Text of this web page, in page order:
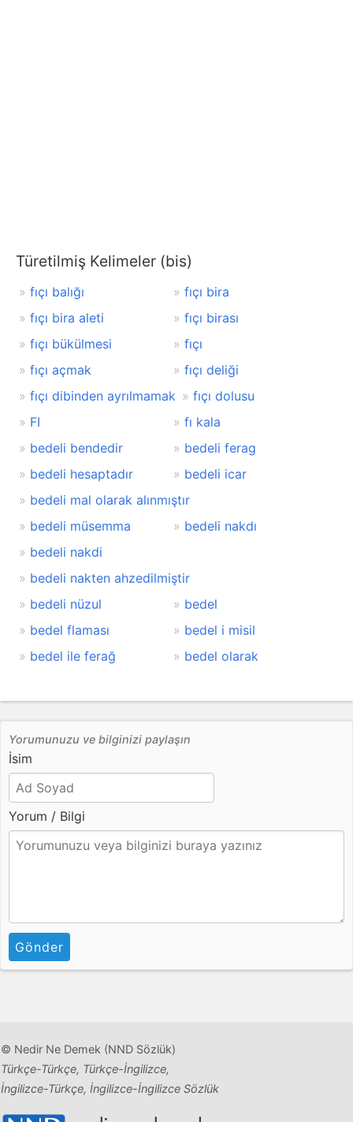
Türetilmiş Kelimeler (bis)
fıçı balığı
fıçı bira
fıçı bira aleti
fıçı birası
fıçı bükülmesi
fıçı
fıçı açmak
fıçı deliği
fıçı dibinden ayrılmamak
fıçı dolusu
FI
fı kala
bedeli bendedir
bedeli ferag
bedeli hesaptadır
bedeli icar
bedeli mal olarak alınmıştır
bedeli müsemma
bedeli nakdı
bedeli nakdi
bedeli nakten ahzedilmiştir
bedeli nüzul
bedel
bedel flaması
bedel i misil
bedel ile ferağ
bedel olarak
Yorumunuzu ve bilginizi paylaşın
İsim
Yorum / Bilgi
Gönder
© Nedir Ne Demek (NND Sözlük)
Türkçe-Türkçe, Türkçe-İngilizce,
İngilizce-Türkçe, İngilizce-İngilizce Sözlük